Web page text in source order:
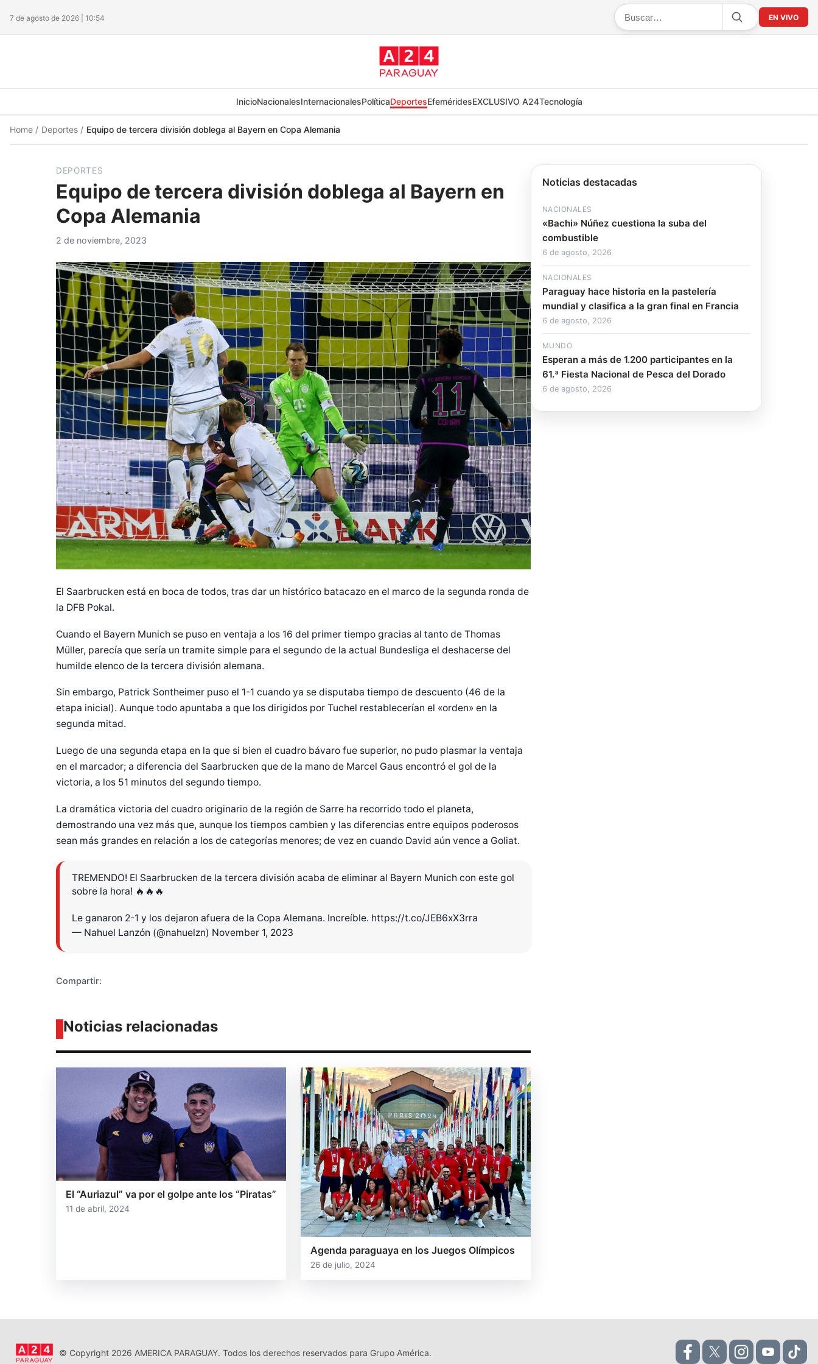
7 de agosto de 2026 | 10:54 EN VIVO
InicioNacionalesInternacionalesPolíticaDeportesEfeméridesEXCLUSIVO A24Tecnología
Home / Deportes / Equipo de tercera división doblega al Bayern en Copa Alemania
DEPORTES
Equipo de tercera división doblega al Bayern en
Copa Alemania
2 de noviembre, 2023
El Saarbrucken está en boca de todos, tras dar un histórico batacazo en el marco de la segunda ronda de
la DFB Pokal.
Cuando el Bayern Munich se puso en ventaja a los 16 del primer tiempo gracias al tanto de Thomas
Müller, parecía que sería un tramite simple para el segundo de la actual Bundesliga el deshacerse del
humilde elenco de la tercera división alemana.
Sin embargo, Patrick Sontheimer puso el 1-1 cuando ya se disputaba tiempo de descuento (46 de la
etapa inicial). Aunque todo apuntaba a que los dirigidos por Tuchel restablecerían el «orden» en la
segunda mitad.
Luego de una segunda etapa en la que si bien el cuadro bávaro fue superior, no pudo plasmar la ventaja
en el marcador; a diferencia del Saarbrucken que de la mano de Marcel Gaus encontró el gol de la
victoria, a los 51 minutos del segundo tiempo.
La dramática victoria del cuadro originario de la región de Sarre ha recorrido todo el planeta,
demostrando una vez más que, aunque los tiempos cambien y las diferencias entre equipos poderosos
sean más grandes en relación a los de categorías menores; de vez en cuando David aún vence a Goliat.
TREMENDO! El Saarbrucken de la tercera división acaba de eliminar al Bayern Munich con este gol
sobre la hora! 🔥🔥🔥
Le ganaron 2-1 y los dejaron afuera de la Copa Alemana. Increíble. https://t.co/JEB6xX3rra
— Nahuel Lanzón (@nahuelzn) November 1, 2023
Compartir:
Diseñado por Shiro Company
Noticias relacionadas
El “Auriazul” va por el golpe ante los “Piratas”
11 de abril, 2024
Agenda paraguaya en los Juegos Olímpicos
26 de julio, 2024
Noticias destacadas
NACIONALES
«Bachi» Núñez cuestiona la suba del
combustible
6 de agosto, 2026
NACIONALES
Paraguay hace historia en la pastelería
mundial y clasifica a la gran final en Francia
6 de agosto, 2026
MUNDO
Esperan a más de 1.200 participantes en la
61.ª Fiesta Nacional de Pesca del Dorado
6 de agosto, 2026
© Copyright 2026 AMERICA PARAGUAY. Todos los derechos reservados para Grupo América.